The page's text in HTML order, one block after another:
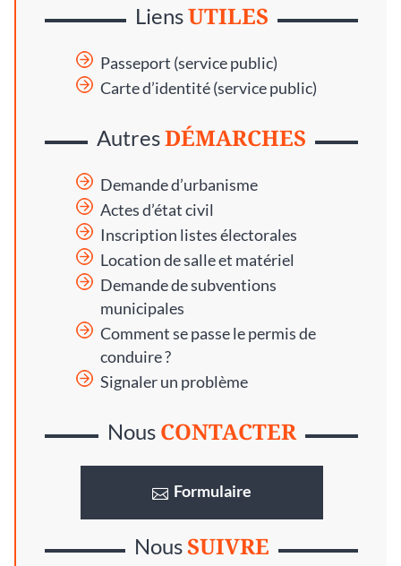
LiensUTILES
Passeport (service public)
Carte d’identité (service public)
AutresDÉMARCHES
Demande d’urbanisme
Actes d’état civil
Inscription listes électorales
Location de salle et matériel
Demande de subventions
municipales
Comment se passe le permis de
conduire ?
Signaler un problème
Nous CONTACTER
Formulaire
NousSUIVRE